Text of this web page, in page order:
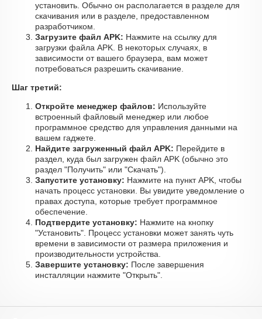
установить. Обычно он располагается в разделе для
скачивания или в разделе, предоставленном
разработчиком.
Загрузите файл APK: Нажмите на ссылку для
загрузки файла APK. В некоторых случаях, в
зависимости от вашего браузера, вам может
потребоваться разрешить скачивание.
Шаг третий:
Откройте менеджер файлов: Используйте
встроенный файловый менеджер или любое
программное средство для управления данными на
вашем гаджете.
Найдите загруженный файл APK: Перейдите в
раздел, куда был загружен файл APK (обычно это
раздел "Получить" или "Скачать").
Запустите установку: Нажмите на пункт APK, чтобы
начать процесс установки. Вы увидите уведомление о
правах доступа, которые требует программное
обеспечение.
Подтвердите установку: Нажмите на кнопку
"Установить". Процесс установки может занять чуть
времени в зависимости от размера приложения и
производительности устройства.
Завершите установку: После завершения
инсталляции нажмите "Открыть".